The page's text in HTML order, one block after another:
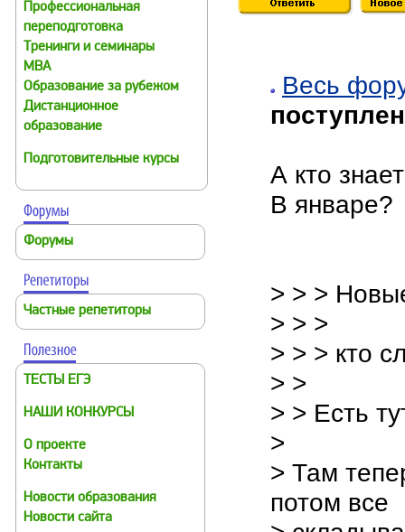
Профессиональная
переподготовка
Тренинги и семинары
MBA
Образование за рубежом
Дистанционное
образование
Подготовительные курсы
Форумы
Частные репетиторы
ТЕСТЫ ЕГЭ
НАШИ КОНКУРСЫ
О проекте
Контакты
Новости образования
Новости сайта
Весь
А кто
В январе?
> > >
> > >
> > > кто
> >
> > Есть
>
> Там
потом все